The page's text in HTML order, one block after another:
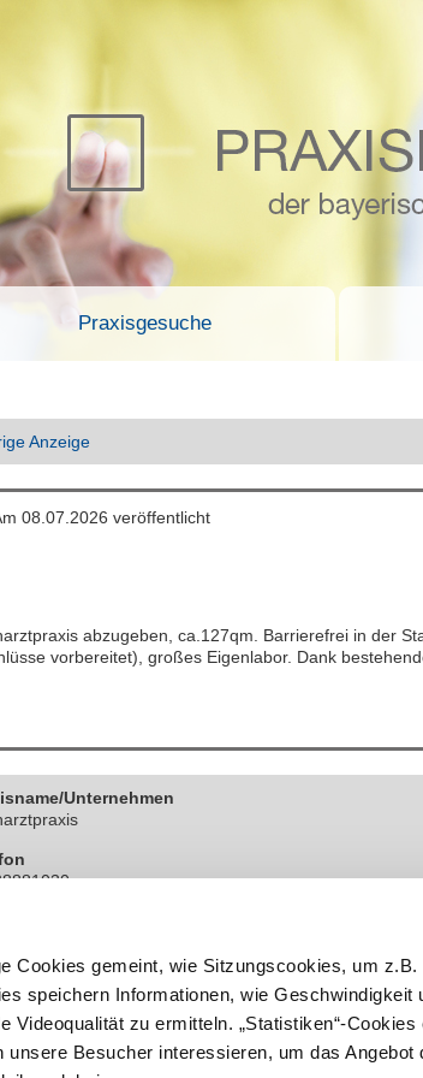
Cookies gemeint, wie Sitzungscookies, um z.B.
speichern Informationen, wie Geschwindigkeit
Videoqualität zu ermitteln. „Statistiken“-Cookies
Besucher interessieren, um das Angebot
Praxisgesuche
Anzeige
08.07.2026 veröffentlicht
abzugeben, ca.127qm. Barrierefrei in der
vorbereitet), großes Eigenlabor. Dank
Unternehmen